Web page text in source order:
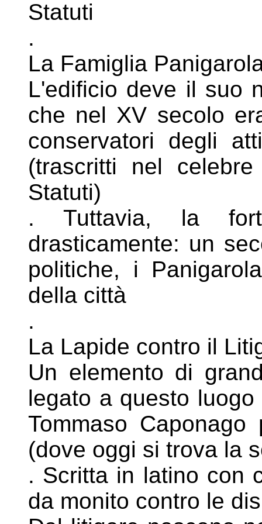
Statuti
.
La Famiglia
L'edificio deve il suo
che nel XV secolo
conservatori degli
(trascritti nel
Statuti)
. Tuttavia, la
drasticamente: un
politiche, i
della città
.
La Lapide contro il
Un elemento di
legato a questo
Tommaso Caponago
(dove oggi si trova la
. Scritta in latino con
da monito contro le